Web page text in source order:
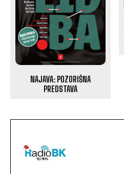
NAJAVA: POZORIŠNA
PREDSTAVA